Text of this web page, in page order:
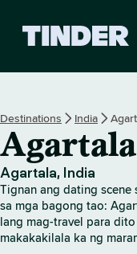
r
o
Destinations India
Agartala
Agartala, India
Tignan ang dating scene
sa mga bagong tao:
lang mag-travel para
makakakilala ka ng